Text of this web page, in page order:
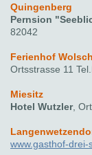
Quingenberg
Pernsion
82042
Ferienhof
Ortsstrasse 11
Miesitz
Hotel Wutzler,
www.gasthof-drei-